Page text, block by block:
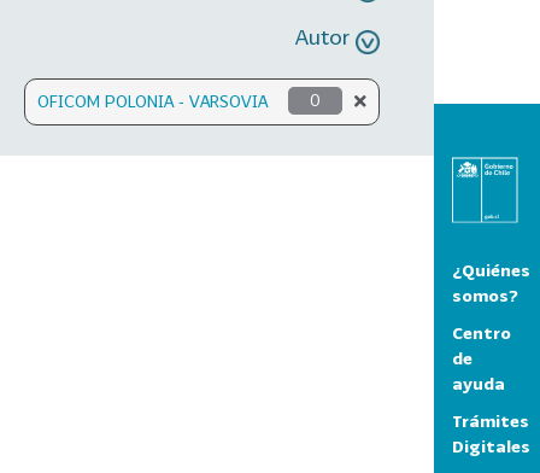
Autor
OFICOM POLONIA - VARSOVIA 0
¿Quiénes
somos?
Centro
de
ayuda
Trámites
Digitales